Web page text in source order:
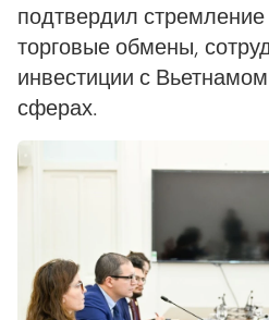
подтвердил
торговые обмены,
инвестиции с
сферах.